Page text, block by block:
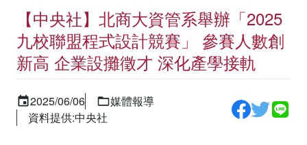
【中央社】北商大資管系舉辦「2025
九校聯盟程式設計競賽」 參賽人數創
新高 企業設攤徵才 深化產學接軌
2025/06/06
媒體報導
資料提供:中央社